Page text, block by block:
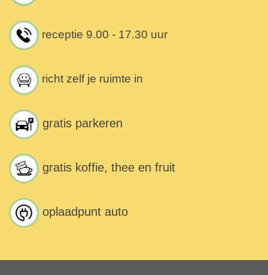
receptie 9.00 - 17.30 uur
richt zelf je ruimte in
gratis parkeren
gratis koffie, thee en fruit
oplaadpunt auto